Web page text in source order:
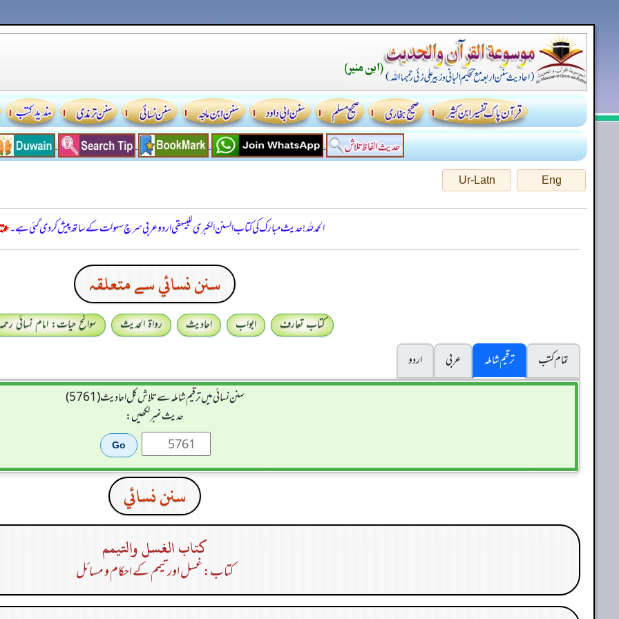
Eng
Ur-Latn
الحمدللہ! حدیث مبارک کی کتاب السنن الكبرى للبيهقي اردو عربی سرچ سہولت کے ساتھ پیش کر دی گئی ہے۔
سنن نسائي سے متعلقہ
کتاب تعارف ابواب احادیث رواۃ الحدیث
سوانح حیات: امام نسائی
تمام کتب
ترقیم شاملہ عربی
اردو
سنن نسائی میں ترقیم شاملہ سے تلاش کل احادیث (5761)
حدیث نمبر لکھیں:
سنن نسائي
كتاب الغسل والتيمم
کتاب: غسل اور تیمم کے احکام و مسائل